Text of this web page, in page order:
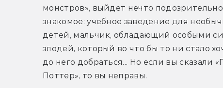
монстров», выйдет нечто подозрительно
знакомое: учебное заведение для
детей, мальчик, обладающий особыми
злодей, который во что бы то ни стало
до него добраться... Но если вы сказали
Поттер», то вы неправы.